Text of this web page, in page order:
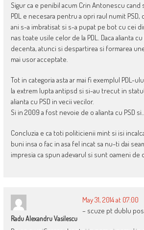
Sigur ca e penibil acum Crin Antonescu cand
PDL e necesara pentru a opri raul numit PSD,
ani s-a imbratisat si s-a pupat pe bot cu cei
nas toate usile celor de la PDL. Daca alianta
decenta, atunci si despartirea si formarea
mai usor acceptate.
Tot in categoria asta ar mai fi exemplul PDL-
la extrem lupta antipsd si si-au trecut in
alianta cu PSD in vecii vecilor.
Si in 2009 a fost nevoie de o alianta cu PSD
Concluzia e ca toti politicienii mint si isi
buni insa o fac in asa fel incat sa nu-ti dai
impresia ca spun adevarul si sunt oameni de
Radu Alexandru Vasilescu
May 31, 2014 at 07:00
– scuze pt dublu